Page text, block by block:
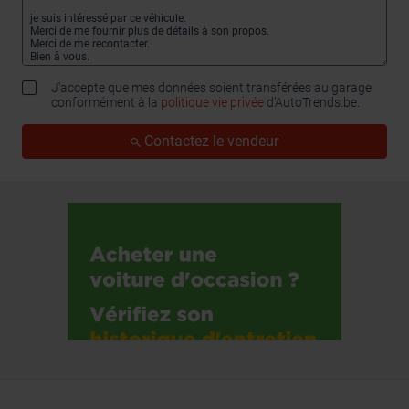
J'accepte que mes données soient transférées au garage
conformément à la politique vie privée d’AutoTrends.be.
Contactez le vendeur